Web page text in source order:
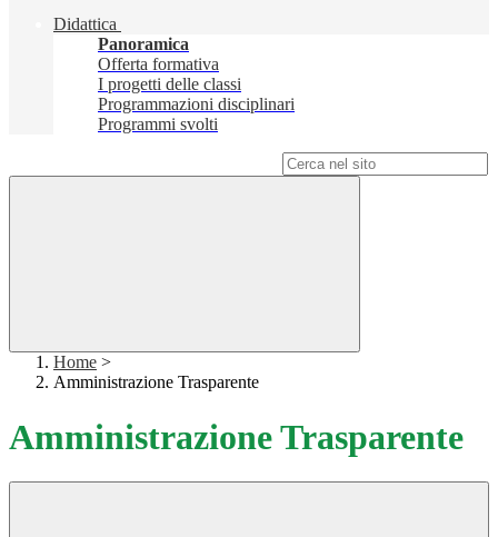
Didattica
Panoramica
Offerta formativa
I progetti delle classi
Programmazioni disciplinari
Programmi svolti
Home >
Amministrazione Trasparente
Amministrazione Trasparente